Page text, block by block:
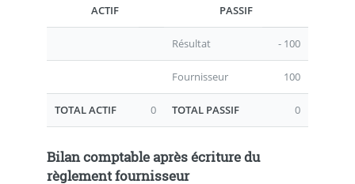
ACTIF PASSIF
Résultat - 100
Fournisseur 100
TOTAL ACTIF 0 TOTAL PASSIF 0
Bilan comptable après écriture du
règlement fournisseur